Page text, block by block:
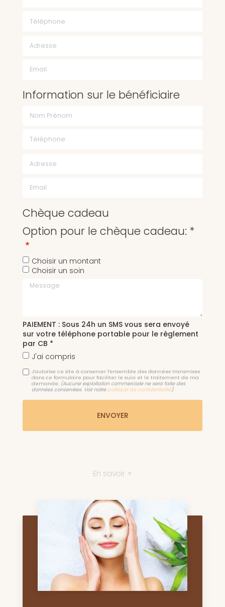
Information sur le bénéficiaire
Chèque cadeau
Option pour le chèque cadeau: *
Choisir un montant
Choisir un soin
Message
PAIEMENT : Sous 24h un SMS vous sera envoyé
sur votre téléphone portable pour le règlement
par CB *
J'ai compris
J'autorise ce site à conserver l'ensemble des données transmises
dans ce formulaire pour faciliter le suivi et le traitement de ma
demande. (Aucune exploitation commerciale ne sera faite des
données conservées. Voir notre politique de confidentialité)
En savoir +